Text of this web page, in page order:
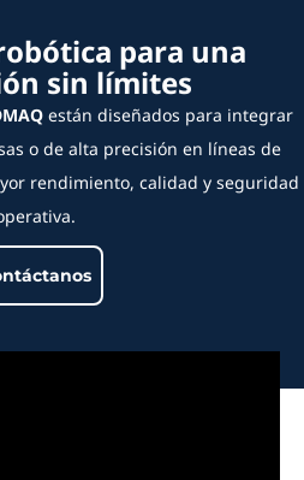
para una
sin límites
están diseñados para integrar
o de alta precisión en líneas de
rendimiento, calidad y seguridad